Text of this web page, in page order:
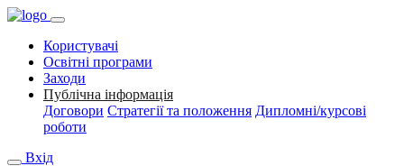
Користувачі
Освітні програми
Заходи
Публічна інформація
Договори Стратегії та положення Дипломні/курсові
роботи
Вхід